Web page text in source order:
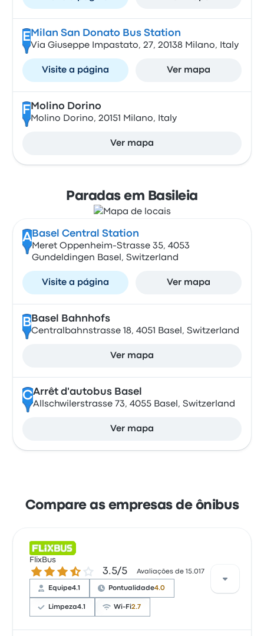
E Milan San Donato Bus Station
Via Giuseppe Impastato, 27, 20138 Milano, Italy
Visite a página Ver mapa
F Molino Dorino
Molino Dorino, 20151 Milano, Italy
Ver mapa
Paradas em Basileia
A Basel Central Station
Meret Oppenheim-Strasse 35, 4053
Gundeldingen Basel, Switzerland
Visite a página Ver mapa
B Basel Bahnhofs
Centralbahnstrasse 18, 4051 Basel, Switzerland
Ver mapa
CArrêt d'autobus Basel
Allschwilerstrasse 73, 4055 Basel, Switzerland
Ver mapa
Compare as empresas de ônibus
FlixBus
3.5 de 5 estrelas 3.5/5 Avaliações de 15.017
Equipe4.1 Pontualidade4.0
Limpeza4.1 Wi-Fi2.7